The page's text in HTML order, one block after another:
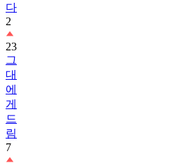
다
2
23
그
대
에
게
드
림
7